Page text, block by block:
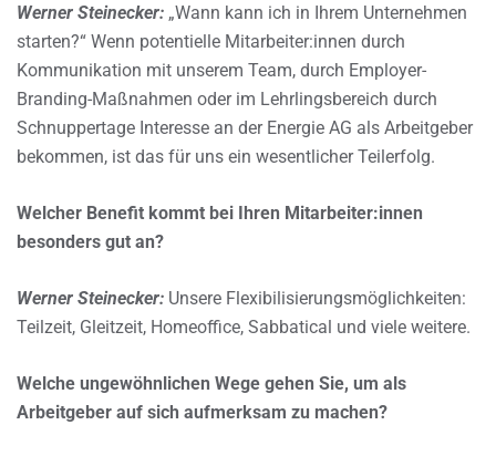
Werner Steinecker: „Wann kann ich in Ihrem Unternehmen
starten?“ Wenn potentielle Mitarbeiter:innen durch
Kommunikation mit unserem Team, durch Employer-
Branding-Maßnahmen oder im Lehrlingsbereich durch
Schnuppertage Interesse an der Energie AG als Arbeitgeber
bekommen, ist das für uns ein wesentlicher Teilerfolg.
Welcher Benefit kommt bei Ihren Mitarbeiter:innen
besonders gut an?
Werner Steinecker: Unsere Flexibilisierungsmöglichkeiten:
Teilzeit, Gleitzeit, Homeoffice, Sabbatical und viele weitere.
Welche ungewöhnlichen Wege gehen Sie, um als
Arbeitgeber auf sich aufmerksam zu machen?